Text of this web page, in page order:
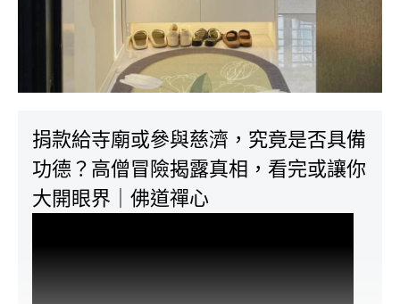
捐款給寺廟或參與慈濟，究竟是否具備
功德？高僧冒險揭露真相，看完或讓你
大開眼界｜佛道禪心